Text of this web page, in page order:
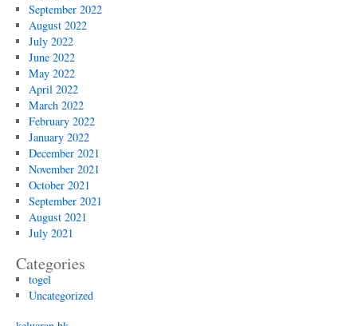
September 2022
August 2022
July 2022
June 2022
May 2022
April 2022
March 2022
February 2022
January 2022
December 2021
November 2021
October 2021
September 2021
August 2021
July 2021
Categories
togel
Uncategorized